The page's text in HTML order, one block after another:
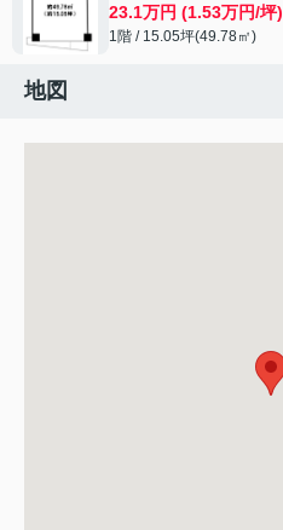
23.1万円 (1.53万円/坪)
1階 / 15.05坪(49.78㎡)
地図